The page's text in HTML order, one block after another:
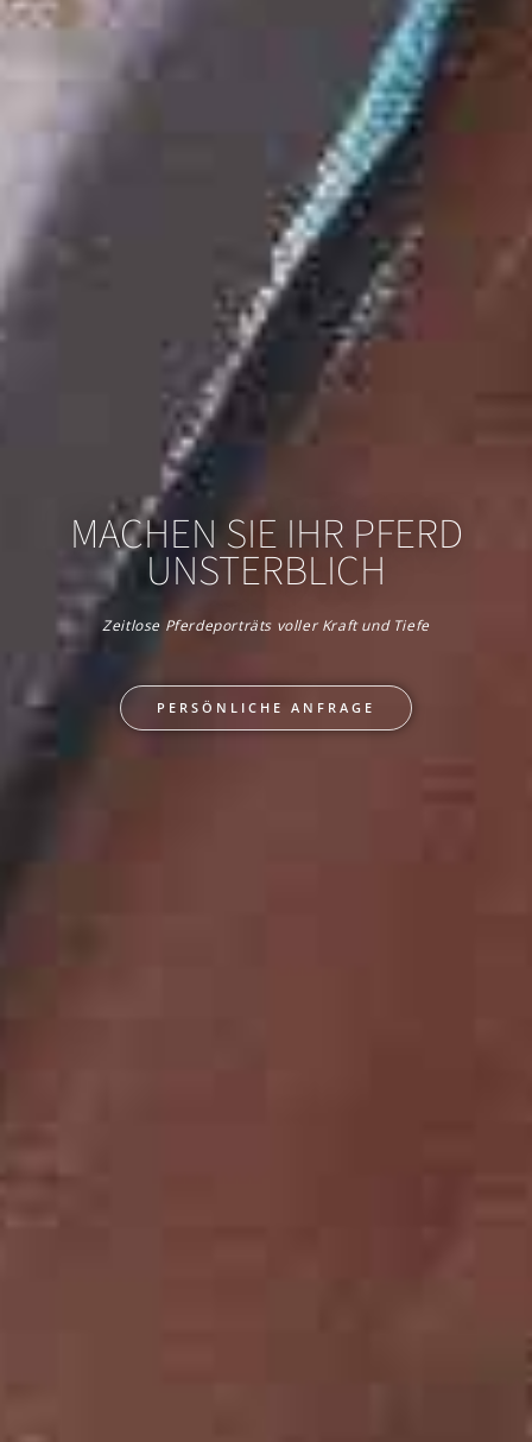
MACHEN SIE IHR PFERD
UNSTERBLICH
Zeitlose Pferdeporträts voller Kraft und Tiefe
PERSÖNLICHE ANFRAGE